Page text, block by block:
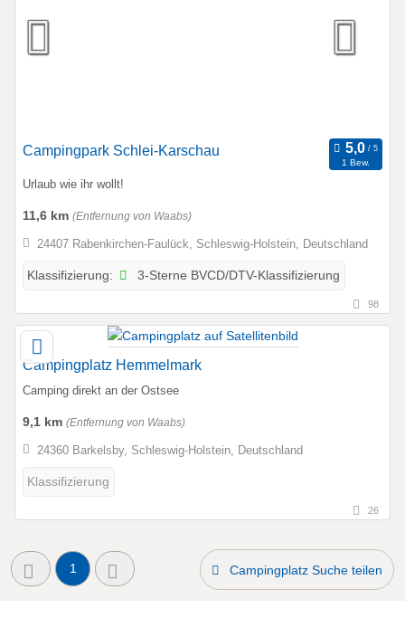
Campingpark Schlei-Karschau
1 Bew.
Urlaub wie ihr wollt!
11,6 km (Entfernung von Waabs)
24407 Rabenkirchen-Faulück, Schleswig-Holstein, Deutschland
Klassifizierung: 3-Sterne BVCD/DTV-Klassifizierung
98
Campingplatz Hemmelmark
Camping direkt an der Ostsee
9,1 km (Entfernung von Waabs)
24360 Barkelsby, Schleswig-Holstein, Deutschland
Klassifizierung
26
1 Campingplatz Suche teilen